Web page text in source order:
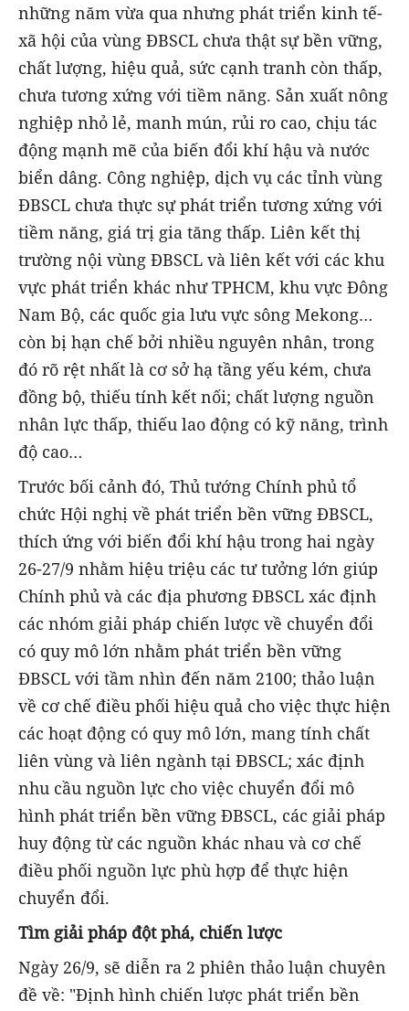
những năm vừa qua nhưng phát triển kinh tế-
xã hội của vùng ĐBSCL chưa thật sự bền vững,
chất lượng, hiệu quả, sức cạnh tranh còn thấp,
chưa tương xứng với tiềm năng. Sản xuất nông
nghiệp nhỏ lẻ, manh mún, rủi ro cao, chịu tác
động mạnh mẽ của biến đổi khí hậu và nước
biển dâng. Công nghiệp, dịch vụ các tỉnh vùng
ĐBSCL chưa thực sự phát triển tương xứng với
tiềm năng, giá trị gia tăng thấp. Liên kết thị
trường nội vùng ĐBSCL và liên kết với các khu
vực phát triển khác như TPHCM, khu vực Đông
Nam Bộ, các quốc gia lưu vực sông Mekong…
còn bị hạn chế bởi nhiều nguyên nhân, trong
đó rõ rệt nhất là cơ sở hạ tầng yếu kém, chưa
đồng bộ, thiếu tính kết nối; chất lượng nguồn
nhân lực thấp, thiếu lao động có kỹ năng, trình
độ cao…
Trước bối cảnh đó, Thủ tướng Chính phủ tổ
chức Hội nghị về phát triển bền vững ĐBSCL,
thích ứng với biến đổi khí hậu trong hai ngày
26-27/9 nhằm hiệu triệu các tư tưởng lớn giúp
Chính phủ và các địa phương ĐBSCL xác định
các nhóm giải pháp chiến lược về chuyển đổi
có quy mô lớn nhằm phát triển bền vững
ĐBSCL với tầm nhìn đến năm 2100; thảo luận
về cơ chế điều phối hiệu quả cho việc thực hiện
các hoạt động có quy mô lớn, mang tính chất
liên vùng và liên ngành tại ĐBSCL; xác định
nhu cầu nguồn lực cho việc chuyển đổi mô
hình phát triển bền vững ĐBSCL, các giải pháp
huy động từ các nguồn khác nhau và cơ chế
điều phối nguồn lực phù hợp để thực hiện
chuyển đổi.
Tìm giải pháp đột phá, chiến lược
Ngày 26/9, sẽ diễn ra 2 phiên thảo luận chuyên
đề về: "Định hình chiến lược phát triển bền